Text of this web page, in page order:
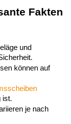
Fakten
können auf
ist.
je nach